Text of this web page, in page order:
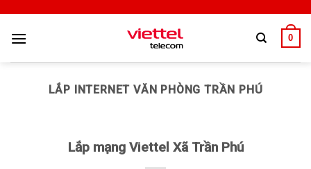
0
LẮP INTERNET VĂN PHÒNG TRẦN PHÚ
Lắp mạng Viettel Xã Trần Phú